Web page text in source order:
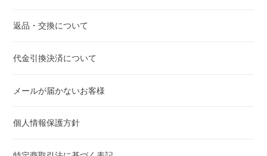
返品・交換について
代金引換決済について
メールが届かないお客様
個人情報保護方針